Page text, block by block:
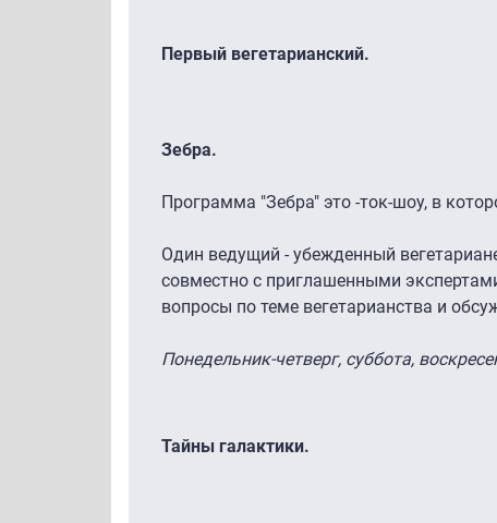
Первый вегетарианский.
Зебра.
Программа "Зебра" это -ток-шоу, в
Один ведущий - убежденный
совместно с приглашенными
вопросы по теме вегетарианства и
Понедельник-четверг, суббота,
Тайны галактики.